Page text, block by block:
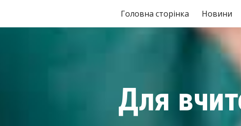
Skip to main content
Головна сторінка Новини
Для